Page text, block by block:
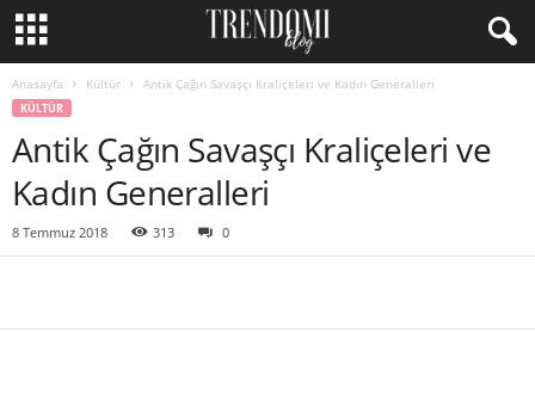
Anasayfa Kültür Antik Çağın Savaşçı Kraliçeleri ve Kadın Generalleri
KÜLTÜR
Antik Çağın Savaşçı Kraliçeleri ve
Kadın Generalleri
8 Temmuz 2018 313 0